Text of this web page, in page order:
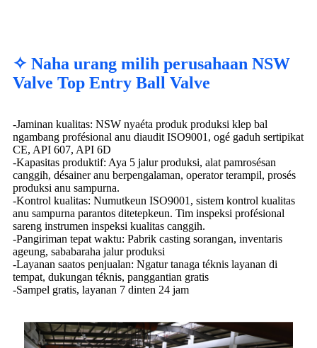
✧ Naha urang milih perusahaan NSW
Valve Top Entry Ball Valve
-Jaminan kualitas: NSW nyaéta produk produksi klep bal
ngambang profésional anu diaudit ISO9001, ogé gaduh sertipikat
CE, API 607, API 6D
-Kapasitas produktif: Aya 5 jalur produksi, alat pamrosésan
canggih, désainer anu berpengalaman, operator terampil, prosés
produksi anu sampurna.
-Kontrol kualitas: Numutkeun ISO9001, sistem kontrol kualitas
anu sampurna parantos ditetepkeun. Tim inspeksi profésional
sareng instrumen inspeksi kualitas canggih.
-Pangiriman tepat waktu: Pabrik casting sorangan, inventaris
ageung, sababaraha jalur produksi
-Layanan saatos penjualan: Ngatur tanaga téknis layanan di
tempat, dukungan téknis, panggantian gratis
-Sampel gratis, layanan 7 dinten 24 jam